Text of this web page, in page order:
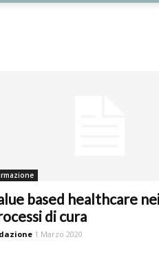
based healthcare
di cura
1 Marzo 2020